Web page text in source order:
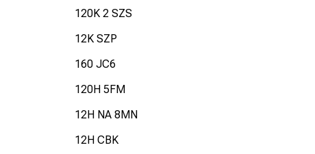
120K 2 SZS
12K SZP
160 JC6
120H 5FM
12H NA 8MN
12H CBK